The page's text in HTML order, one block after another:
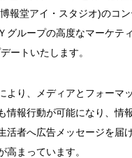
報堂アイ・スタジオ)のコ
グループの高度なマーケテ
ートいたします。
より、メディアとフォーマ
情報行動が可能になり、情
活者へ広告メッセージを届
高まっています。